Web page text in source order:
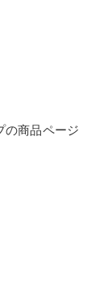
の商品ページ